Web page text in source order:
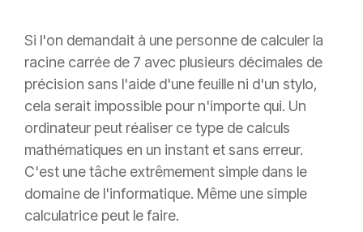
Si l'on demandait à une personne de calculer la
racine carrée de 7 avec plusieurs décimales de
précision sans l'aide d'une feuille ni d'un stylo,
cela serait impossible pour n'importe qui. Un
ordinateur peut réaliser ce type de calculs
mathématiques en un instant et sans erreur.
C'est une tâche extrêmement simple dans le
domaine de l'informatique. Même une simple
calculatrice peut le faire.